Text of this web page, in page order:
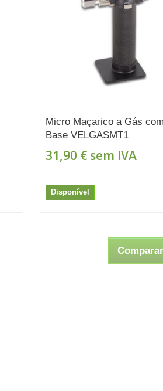
Micro Maçarico a Gás com
Base VELGASMT1
31,90 €sem IVA
Disponível